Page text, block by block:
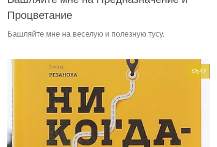
Процветание
Башляйте мне на веселую и полезную тусу.
47